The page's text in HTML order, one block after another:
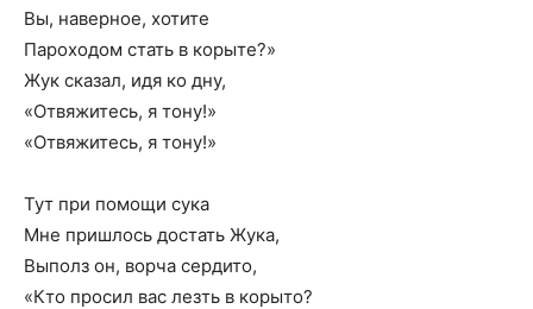
Вы, наверное, хотите
Пароходом стать в корыте?»
Жук сказал, идя ко дну,
«Отвяжитесь, я тону!»
«Отвяжитесь, я тону!»
Тут при помощи сука
Мне пришлось достать Жука,
Выполз он, ворча сердито,
«Кто просил вас лезть в корыто?